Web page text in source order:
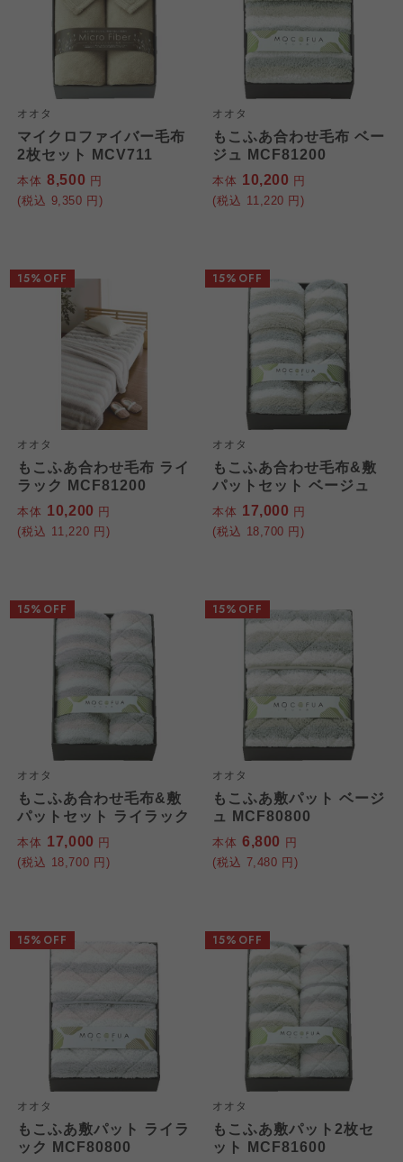
オオタ
マイクロファイバー毛布
2枚セット MCV711
本体 8,500 円
(税込 9,350 円)
オオタ
もこふあ合わせ毛布 ベー
ジュ MCF81200
本体 10,200 円
(税込 11,220 円)
オオタ
もこふあ合わせ毛布 ライ
ラック MCF81200
本体 10,200 円
(税込 11,220 円)
15%OFF
オオタ
もこふあ合わせ毛布&敷
パットセット ベージュ
本体 17,000 円
(税込 18,700 円)
15%OFF
オオタ
もこふあ合わせ毛布&敷
パットセット ライラック
本体 17,000 円
(税込 18,700 円)
15%OFF
オオタ
もこふあ敷パット ベージ
ュ MCF80800
本体 6,800 円
(税込 7,480 円)
15%OFF
オオタ
もこふあ敷パット ライラ
ック MCF80800
15%OFF
オオタ
もこふあ敷パット2枚セ
ット MCF81600
15%OFF